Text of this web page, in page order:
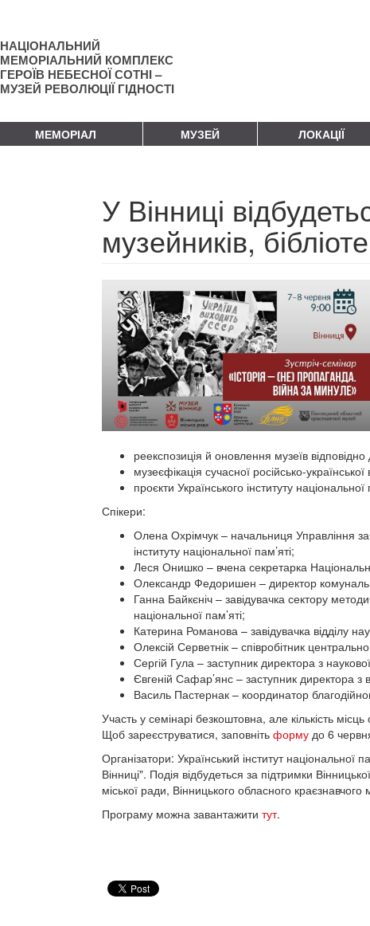
НАЦІОНАЛЬНИЙ
МЕМОРІАЛЬНИЙ КОМПЛЕКС
ГЕРОЇВ НЕБЕСНОЇ СОТНІ –
МУЗЕЙ РЕВОЛЮЦІЇ ГІДНОСТІ
МЕМОРІАЛ МУЗЕЙ ЛОКАЦІЇ
У Вінниці
музейників,
реекспозиція й оновлення музеїв
музеєфікація сучасної російсько-української
проєкти Українського інституту
Спікери:
Олена Охрімчук – начальниця Управління
інституту національної пам’яті;
Леся Онишко – вчена секретарка
Олександр Федоришен – директор
Ганна Байкєніч – завідувачка сектору
національної пам’яті;
Катерина Романова – завідувачка відділу
Олексій Серветнік – співробітник
Сергій Гула – заступник директора з
Євгеній Сафар’янс – заступник директора з
Василь Пастернак – координатор
Участь у семінарі безкоштовна, але кількість
Щоб зареєструватися, заповніть форму до 6
Організатори: Український інститут
Вінниці". Подія відбудеться за підтримки
міської ради, Вінницького обласного
Програму можна завантажити тут.